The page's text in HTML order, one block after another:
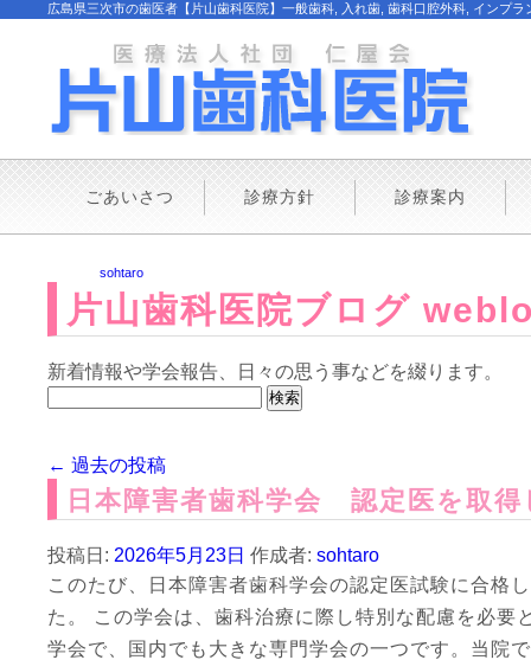
広島県三次市の歯医者【片山歯科医院】一般歯科, 入れ歯, 歯科口腔外科, インプ
ごあいさつ 診療方針 診療案内
sohtaro
片山歯科医院ブログ
新着情報や学会報告、日々の思う事などを綴ります。
← 過去の投稿
日本障害者歯科学会 認定医を取
投稿日: 2026年5月23日 作成者: sohtaro
このたび、日本障害者歯科学会の認定医試験に合格
た。 この学会は、歯科治療に際し特別な配慮を必要
学会で、国内でも大きな専門学会の一つです。当院